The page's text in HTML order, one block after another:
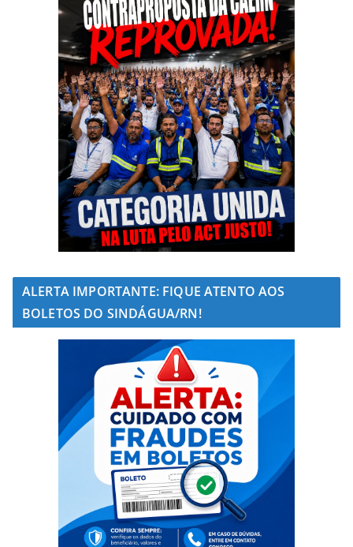
ALERTA IMPORTANTE: FIQUE ATENTO AOS
BOLETOS DO SINDÁGUA/RN!